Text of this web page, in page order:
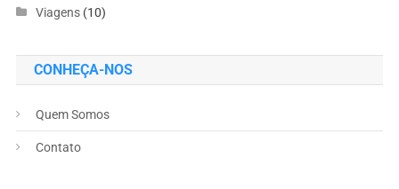
Viagens(10)
CONHEÇA-NOS
Quem Somos
Contato